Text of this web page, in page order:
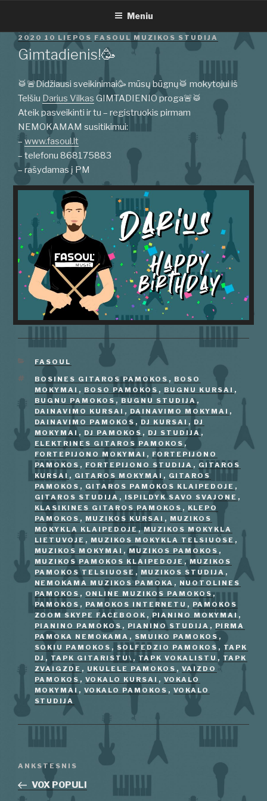
turinio
Meniu
PASKELBTA
2020 10 LIEPOS FASOUL MUZIKOS STUDIJA
Gimtadienis!🥳
🥁🚨Didžiausi sveikinimai🥳 mūsų būgnų🥁 mokytojui iš
Telšiu Darius Vilkas GIMTADIENIO proga🚨🥁
Ateik pasveikinti ir tu – registruokis pirmam
NEMOKAMAM susitikimui:
–www.fasoul.lt
– telefonu 868175883
– rašydamas į PM
KATEGORIJOS
FASOUL
ŽYMOS
BOSINES GITAROS PAMOKOS , BOSO
MOKYMAI , BOSO PAMOKOS , BUGNU KURSAI ,
BUGNU PAMOKOS , BUGNU STUDIJA ,
DAINAVIMO KURSAI , DAINAVIMO MOKYMAI ,
DAINAVIMO PAMOKOS , DJ KURSAI , DJ
MOKYMAI, DJ PAMOKOS , DJ STUDIJA,
ELEKTRINES GITAROS PAMOKOS ,
FORTEPIJONO MOKYMAI , FORTEPIJONO
PAMOKOS , FORTEPIJONO STUDIJA , GITAROS
KURSAI , GITAROS MOKYMAI , GITAROS
PAMOKOS , GITAROS PAMOKOS KLAIPEDOJE ,
GITAROS STUDIJA , ISPILDYK SAVO SVAJONE ,
KLASIKINES GITAROS PAMOKOS , KLEPO
PAMOKOS , MUZIKOS KURSAI , MUZIKOS
MOKYKLA KLAIPEDOJE,MUZIKOS MOKYKLA
LIETUVOJE , MUZIKOS MOKYKLA TELSIUOSE ,
MUZIKOS MOKYMAI , MUZIKOS PAMOKOS ,
MUZIKOS PAMOKOS KLAIPEDOJE ,MUZIKOS
PAMOKOS TELSIUOSE , MUZIKOS STUDIJA ,
NEMOKAMA MUZIKOS PAMOKA , NUOTOLINES
PAMOKOS , ONLINE MUZIKOS PAMOKOS,
PAMOKOS , PAMOKOS INTERNETU , PAMOKOS
ZOOM SKYPE FACEBOOK ,PIANINO MOKYMAI ,
PIANINO PAMOKOS , PIANINO STUDIJA , PIRMA
PAMOKA NEMOKAMA , SMUIKO PAMOKOS ,
SOKIU PAMOKOS , SOLFEDZIO PAMOKOS , TAPK
DJ , TAPK GITARISTU\ , TAPK VOKALISTU , TAPK
ZVAIGZDE , UKULELE PAMOKOS , VAIZDO
PAMOKOS , VOKALO KURSAI , VOKALO
MOKYMAI , VOKALO PAMOKOS , VOKALO
STUDIJA
Navigacija
įrašų
Ankstesnis
įrašas
ANKSTESNIS
VOX POPULI